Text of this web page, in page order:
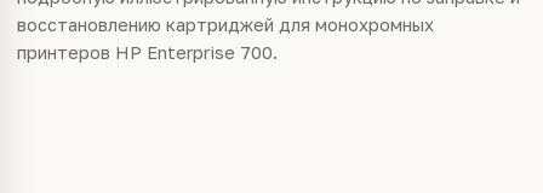
восстановлению картриджей для монохромных
принтеров HP Enterprise 700.